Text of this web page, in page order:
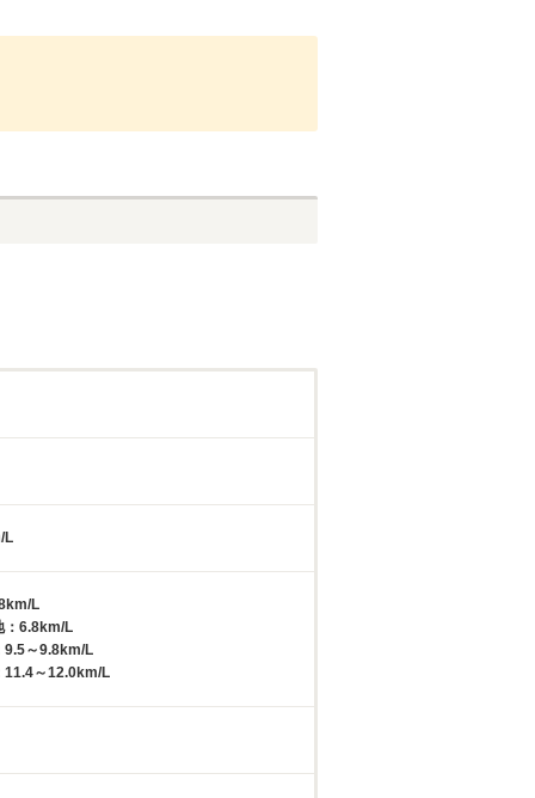
L
L
：6.8km/L
9.5～9.8km/L
11.4～12.0km/L